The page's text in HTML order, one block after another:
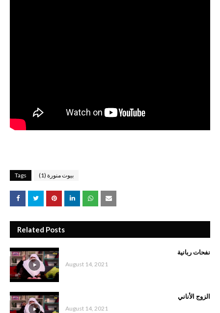
Tags بيوت منورة (1)
Related Posts
نفحات ربانية
August 14, 2021
الزوج الأناني
August 14, 2021